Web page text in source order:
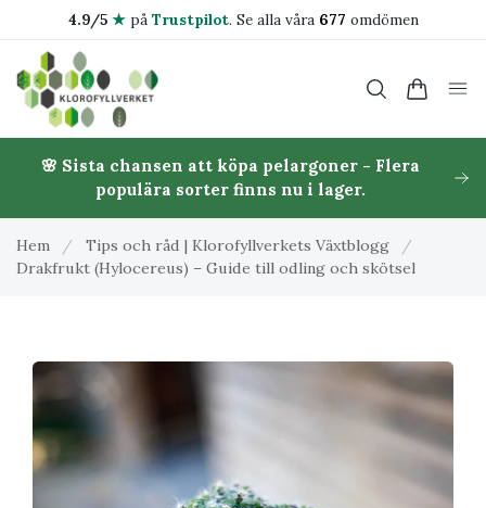
4.9/5 ★på Trustpilot. Se alla våra 677 omdömen
🌸 Sista chansen att köpa pelargoner - Flera
populära sorter finns nu i lager.
Hem / Tips och råd | Klorofyllverkets Växtblogg
/
Drakfrukt (Hylocereus) – Guide till odling och skötsel